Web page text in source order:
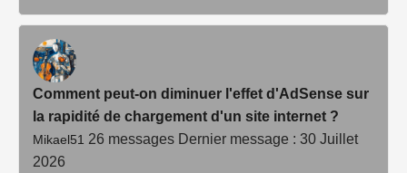
Comment peut-on diminuer l'effet d'AdSense sur
la rapidité de chargement d'un site internet ?
Mikael51 26 messages Dernier message : 30 Juillet
2026